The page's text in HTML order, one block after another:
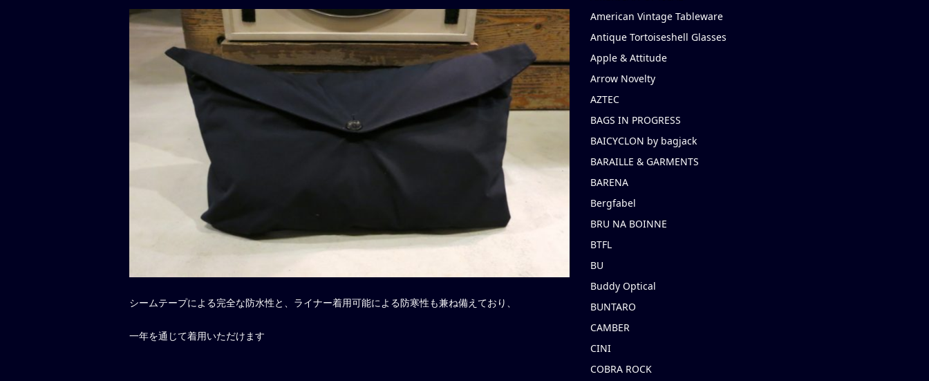
シームテープによる完全な防水性と、ライナー着用可能による防寒性も兼ね備えており、
一年を通じて着用いただけます
American Vintage Tableware
Antique Tortoiseshell Glasses
Apple & Attitude
Arrow Novelty
AZTEC
BAGS IN PROGRESS
BAICYCLON by bagjack
BARAILLE & GARMENTS
BARENA
Bergfabel
BRU NA BOINNE
BTFL
BU
Buddy Optical
BUNTARO
CAMBER
CINI
COBRA ROCK